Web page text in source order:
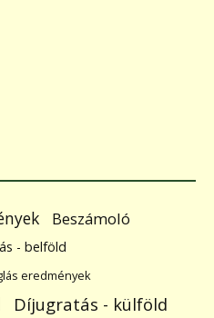
Beszámoló
- belföld
eredmények
Díjugratás - külföld